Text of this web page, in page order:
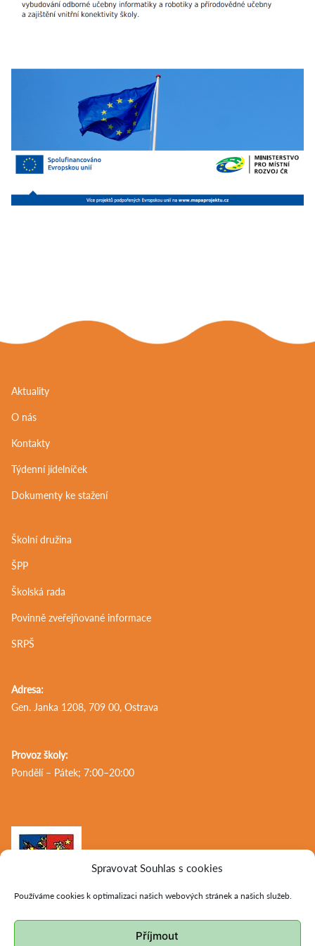
Spravovat Souhlas s cookies
Používáme cookies k optimalizaci našich webových stránek a našich služeb.
Příjmout
Aktuality
O nás
Kontakty
Týdenní jídelníček
Dokumenty ke stažení
Školní družina
ŠPP
Školská rada
Povinně zveřejňované informace
SRPŠ
Adresa:
Gen. Janka 1208, 709 00, Ostrava
Provoz školy:
Pondělí – Pátek; 7:00–20:00